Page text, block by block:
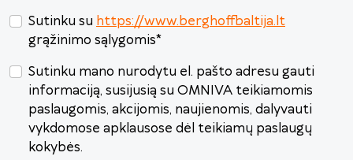
Sutinku su https://www.berghoffbaltija.lt
grąžinimo sąlygomis*
Sutinku mano nurodytu el. pašto adresu gauti
informaciją, susijusią su OMNIVA teikiamomis
paslaugomis, akcijomis, naujienomis, dalyvauti
vykdomose apklausose dėl teikiamų paslaugų
kokybės.